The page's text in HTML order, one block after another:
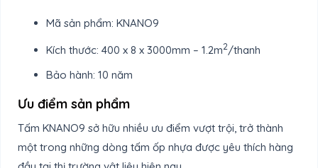
Mã sản phẩm: KNANO9
Kích thước: 400 x 8 x 3000mm – 1.2m2/thanh
Bảo hành: 10 năm
Ưu điểm sản phẩm
Tấm KNANO9 sở hữu nhiều ưu điểm vượt trội, trở thành
một trong những dòng tấm ốp nhựa được yêu thích hàng